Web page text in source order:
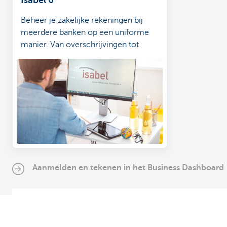
Beheer je zakelijke rekeningen bij
meerdere banken op een uniforme
manier. Van overschrijvingen tot
beheer boekhoudpakket.
Aanmelden en tekenen in het Business Dashboard